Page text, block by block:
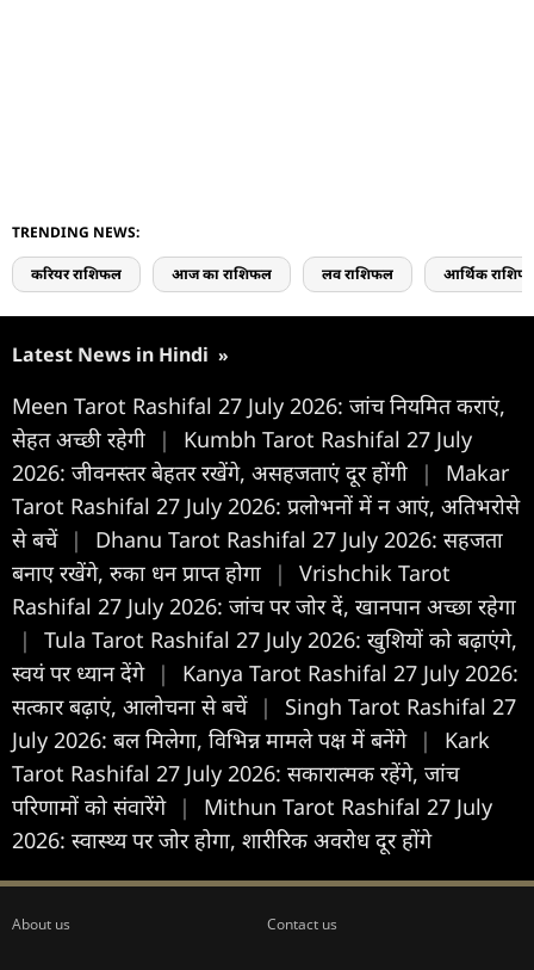
TRENDING NEWS:
करियर राशिफल आज का राशिफल लव राशिफल आर्थिक
Latest News in Hindi »
Meen Tarot Rashifal 27 July 2026: जांच नियमित कराएं,
सेहत अच्छी रहेगी
|
Kumbh Tarot Rashifal 27 July
2026: जीवनस्तर बेहतर रखेंगे, असहजताएं दूर होंगी
|
Makar
Tarot Rashifal 27 July 2026: प्रलोभनों में न आएं, अतिभरोसे
से बचें |
Dhanu Tarot Rashifal 27 July 2026: सहजता
बनाए रखेंगे, रुका धन प्राप्त होगा
|
Vrishchik Tarot
Rashifal 27 July 2026: जांच पर जोर दें, खानपान अच्छा रहेगा
|
Tula Tarot Rashifal 27 July 2026: खुशियों को बढ़ाएंगे,
स्वयं पर ध्यान देंगे |
Kanya Tarot Rashifal 27 July 2026:
सत्कार बढ़ाएं, आलोचना से बचें |
Singh Tarot Rashifal 27
July 2026: बल मिलेगा, विभिन्न मामले पक्ष में बनेंगे |
Kark
Tarot Rashifal 27 July 2026: सकारात्मक रहेंगे, जांच
परिणामों को संवारेंगे |
Mithun Tarot Rashifal 27 July
2026: स्वास्थ्य पर जोर होगा, शारीरिक अवरोध दूर होंगे
About us Contact us